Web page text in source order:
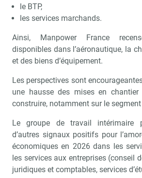
le BTP,
les services marchands.
Ainsi, Manpower France
disponibles dans l’aéronautique, la
et des biens d’équipement.
Les perspectives sont
une hausse des mises en
construire, notamment sur le
Le groupe de travail intérimaire
d’autres signaux positifs pour
économiques en 2026 dans les
les services aux entreprises (conseil
juridiques et comptables, services